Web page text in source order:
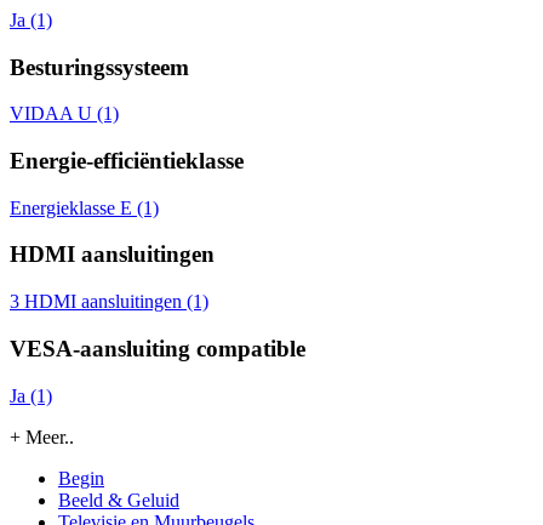
Ja (1)
Besturingssysteem
VIDAA U (1)
Energie-efficiëntieklasse
Energieklasse E (1)
HDMI aansluitingen
3 HDMI aansluitingen (1)
VESA-aansluiting compatible
Ja (1)
+ Meer..
Begin
Beeld & Geluid